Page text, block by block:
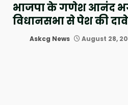
भाजपा के गणेश आनंद
विधानसभा से पेश की
Askcg News August 28,